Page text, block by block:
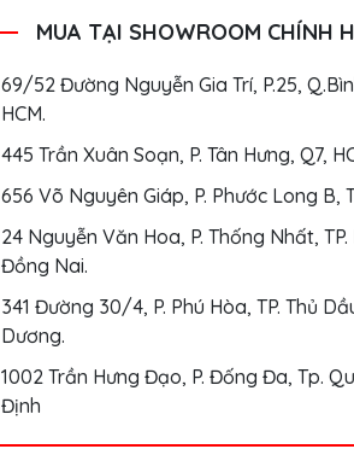
MUA TẠI SHOWROOM CHÍNH
69/52 Đường Nguyễn Gia Trí, P.25,
HCM.
445 Trần Xuân Soạn, P. Tân Hưng, Q7,
656 Võ Nguyên Giáp, P. Phước Long B,
24 Nguyễn Văn Hoa, P. Thống Nhất, TP.
Đồng Nai.
341 Đường 30/4, P. Phú Hòa, TP. Thủ
Dương.
1002 Trần Hưng Đạo, P. Đống Đa, Tp.
Định